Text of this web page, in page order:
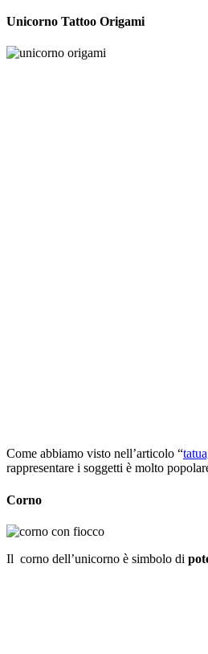
Unicorno Tattoo Origami
Come abbiamo visto nell’articolo “
rappresentare i soggetti è molto
Corno
Il corno dell’unicorno è simbolo di